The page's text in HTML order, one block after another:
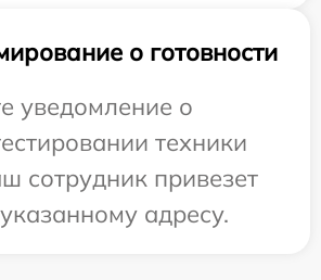
о готовности
уведомление о
техники
сотрудник привезет
адресу.